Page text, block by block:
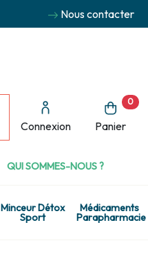
Nous contacter
Connexion Panier
0
QUI SOMMES-NOUS ?
Minceur Détox
Sport
Médicaments
Parapharmacie